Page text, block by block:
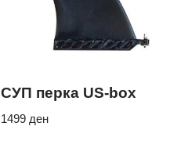
СУП перка US-box
1499 ден